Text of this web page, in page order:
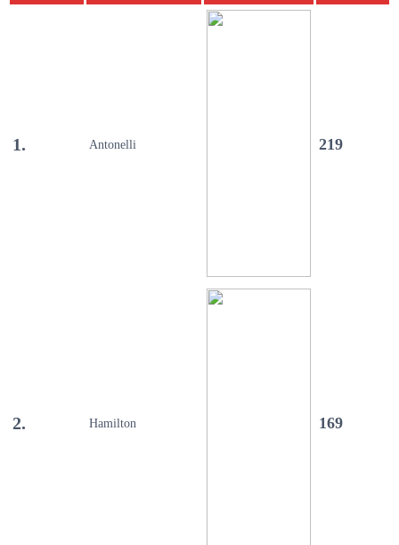
1. Antonelli 219
2. Hamilton 169